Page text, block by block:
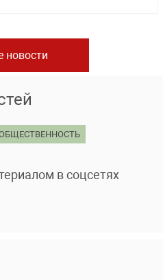
новости
в соцсетях